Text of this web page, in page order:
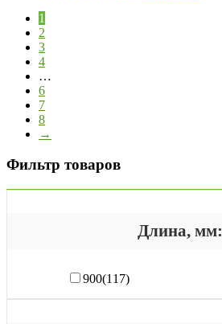
1
2
3
4
…
6
7
8
→
Фильтр товаров
Длина, мм:
900(117)